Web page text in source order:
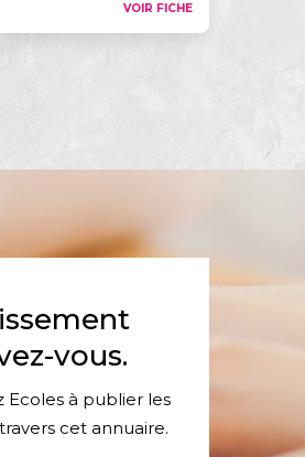
VOIR FICHE
vous.
Ecoles à publier les
cet annuaire.